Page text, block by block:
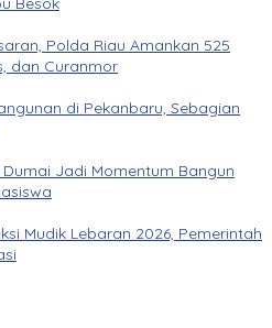
Polda Riau Amankan 525
dan Curanmor
di Pekanbaru, Sebagian
Dumai Jadi Momentum Bangun
Mudik Lebaran 2026, Pemerintah